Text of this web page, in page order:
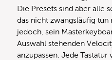
Die Presets sind aber alle
das nicht zwangsläufig tun
jedoch, sein
Auswahl stehenden
anzupassen. Jede Tastatur